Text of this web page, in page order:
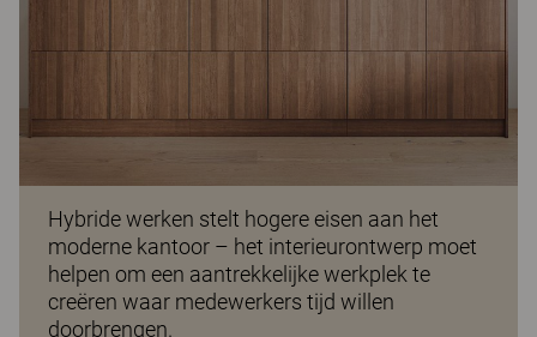
Hybride werken stelt hogere eisen aan het
moderne kantoor – het interieurontwerp moet
helpen om een aantrekkelijke werkplek te
creëren waar medewerkers tijd willen
doorbrengen.